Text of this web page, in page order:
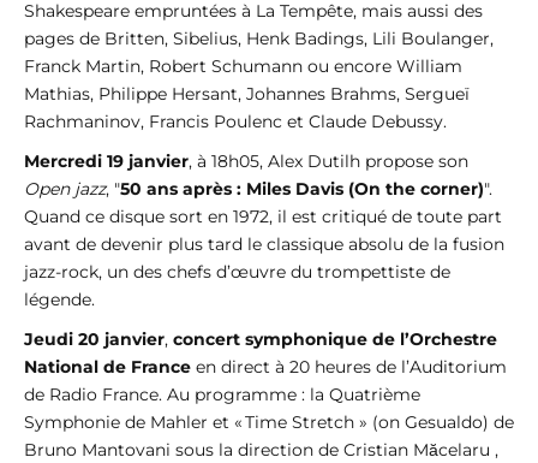
Shakespeare empruntées à La Tempête, mais aussi des
pages de Britten, Sibelius, Henk Badings, Lili Boulanger,
Franck Martin, Robert Schumann ou encore William
Mathias, Philippe Hersant, Johannes Brahms, Sergueï
Rachmaninov, Francis Poulenc et Claude Debussy.
Mercredi 19 janvier, à 18h05, Alex Dutilh propose son
Open jazz, "50 ans après : Miles Davis (On the corner)".
Quand ce disque sort en 1972, il est critiqué de toute part
avant de devenir plus tard le classique absolu de la fusion
jazz-rock, un des chefs d’œuvre du trompettiste de
légende.
Jeudi 20 janvier, concert symphonique de l’Orchestre
National de France en direct à 20 heures de l’Auditorium
de Radio France. Au programme : la Quatrième
Symphonie de Mahler et « Time Stretch » (on Gesualdo) de
Bruno Mantovani sous la direction de Cristian Măcelaru ,